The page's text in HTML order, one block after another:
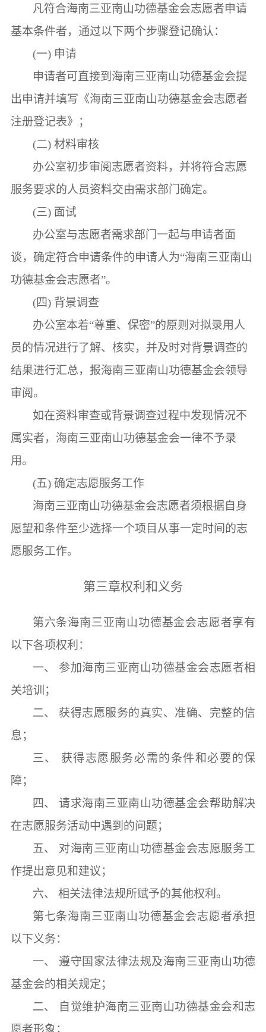
凡符合海南三亚南山功德基金会志愿者申请
基本条件者，通过以下两个步骤登记确认：
(一) 申请
申请者可直接到海南三亚南山功德基金会提
出申请并填写《海南三亚南山功德基金会志愿者
注册登记表》；
(二) 材料审核
办公室初步审阅志愿者资料，并将符合志愿
服务要求的人员资料交由需求部门确定。
(三) 面试
办公室与志愿者需求部门一起与申请者面
谈，确定符合申请条件的申请人为“海南三亚南山
功德基金会志愿者”。
(四) 背景调查
办公室本着“尊重、保密”的原则对拟录用人
员的情况进行了解、核实，并及时对背景调查的
结果进行汇总，报海南三亚南山功德基金会领导
审阅。
如在资料审查或背景调查过程中发现情况不
属实者，海南三亚南山功德基金会一律不予录
用。
(五) 确定志愿服务工作
海南三亚南山功德基金会志愿者须根据自身
愿望和条件至少选择一个项目从事一定时间的志
愿服务工作。
第三章权利和义务
第六条海南三亚南山功德基金会志愿者享有
以下各项权利 ：
一、 参加海南三亚南山功德基金会志愿者相
关培训；
二、 获得志愿服务的真实、准确、完整的信
息；
三、 获得志愿服务必需的条件和必要的保
障；
四、请求海南三亚南山功德基金会帮助解决
在志愿服务活动中遇到的问题；
五、 对海南三亚南山功德基金会志愿服务工
作提出意见和建议；
六、 相关法律法规所赋予的其他权利。
第七条海南三亚南山功德基金会志愿者承担
以下义务：
一、遵守国家法律法规及海南三亚南山功德
基金会的相关规定；
二、
自觉维护海南三亚南山功德基金会和志
愿者形象；